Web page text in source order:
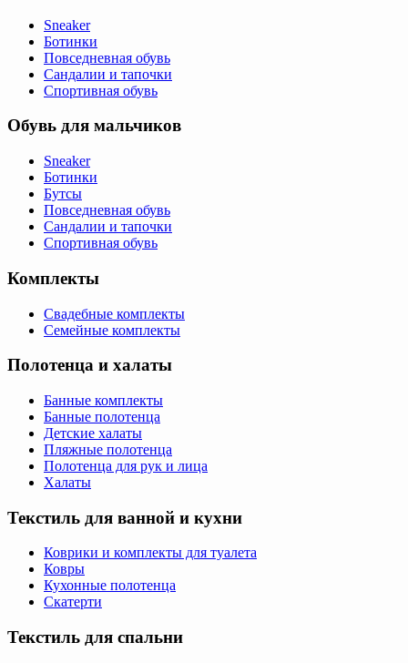
Sneaker
Ботинки
Повседневная обувь
Сандалии и тапочки
Спортивная обувь
Обувь для мальчиков
Sneaker
Ботинки
Бутсы
Повседневная обувь
Сандалии и тапочки
Спортивная обувь
Комплекты
Свадебные комплекты
Семейные комплекты
Полотенца и халаты
Банные комплекты
Банные полотенца
Детские халаты
Пляжные полотенца
Полотенца для рук и лица
Халаты
Текстиль для ванной и кухни
Коврики и комплекты для туалета
Ковры
Кухонные полотенца
Скатерти
Текстиль для спальни